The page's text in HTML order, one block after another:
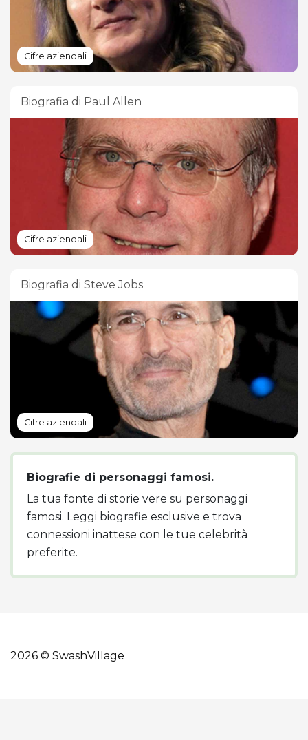
Cifre aziendali
Biografia di Paul Allen
Cifre aziendali
Biografia di Steve Jobs
Cifre aziendali
Biografie di personaggi famosi.
La tua fonte di storie vere su personaggi
famosi. Leggi biografie esclusive e trova
connessioni inattese con le tue celebrità
preferite.
2026 © SwashVillage